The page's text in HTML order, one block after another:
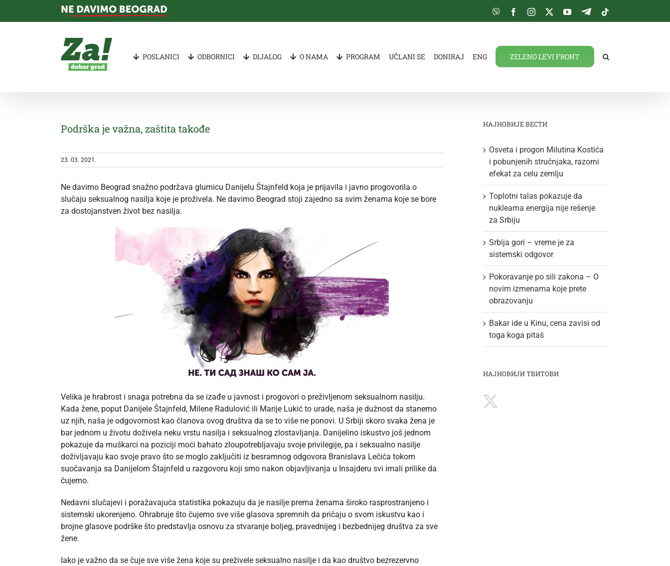
Viber FacebookInstagram
TwitterYouTube
Telegram
POSLANICI ODBORNICI DIJALOG O NAMA PROGRAM UČLANI SE DONIRAJ ENG ZELENO LEVI FRONT
Podrška je važna, zaštita takođe
23. 03. 2021.
Ne davimo Beograd snažno podržava glumicu Danijelu Štajnfeld koja je prijavila i javno progovorila o
slučaju seksualnog nasilja koje je proživela. Ne davimo Beograd stoji zajedno sa svim ženama koje se bore
za dostojanstven život bez nasilja.
Velika je hrabrost i snaga potrebna da se izađe u javnost i progovori o preživljenom seksualnom nasilju.
Kada žene, poput Danijele Štajnfeld, Milene Radulović ili Marije Lukić to urade, naša je dužnost da stanemo
uz njih, naša je odgovornost kao članova ovog društva da se to više ne ponovi. U Srbiji skoro svaka žena je
bar jednom u životu doživela neku vrstu nasilja i seksualnog zlostavljanja. Danijelino iskustvo još jednom
pokazuje da muškarci na poziciji moći bahato zloupotrebljavaju svoje privilegije, pa i seksualno nasilje
doživljavaju kao svoje pravo što se moglo zaključiti iz besramnog odgovora Branislava Lečića tokom
suočavanja sa Danijelom Štajnfeld u razgovoru koji smo nakon objavljivanja u Insajderu svi imali prilike da
čujemo.
Nedavni slučajevi i poražavajuća statistika pokazuju da je nasilje prema ženama široko rasprostranjeno i
sistemski ukorenjeno. Ohrabruje što čujemo sve više glasova spremnih da pričaju o svom iskustvu kao i
brojne glasove podrške što predstavlja osnovu za stvaranje boljeg, pravednijeg i bezbednijeg društva za sve
žene.
Iako je važno da se čuje sve više žena koje su preživele seksualno nasilje i da kao društvo bezrezervno
НАЈНОВИЈЕ ВЕСТИ
Osveta i progon Milutina Kostića
i pobunjenih stručnjaka, razorni
efekat za celu zemlju
Toplotni talas pokazuje da
nuklearna energija nije rešenje
za Srbiju
Srbija gori – vreme je za
sistemski odgovor
Pokoravanje po sili zakona – O
novim izmenama koje prete
obrazovanju
Bakar ide u Kinu, cena zavisi od
toga koga pitaš
НАЈНОВИЈИ ТВИТОВИ